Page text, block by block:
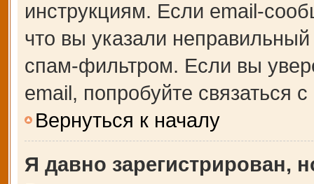
инструкциям. Если email-
что вы указали
спам-фильтром. Если вы
email, попробуйте связаться
Вернуться к началу
Я давно зарегистрирован,